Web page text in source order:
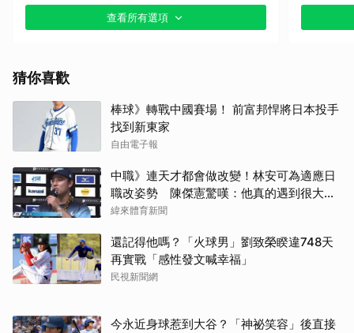
查看所有選項
猜你喜歡
棒球》轉戰中國賽場！ 前富邦悍將日本投手
找到新東家
自由電子報
中職》連天才都會做改變！林安可為適應日
職改姿勢 陳傑憲驚嘆：他真的遇到很大挫
折
緯來體育新聞
還記得他嗎？「火球男」劉致榮睽違748天
再實戰「感性發文喊幸福」
民視新聞網
今永近身球惹到大谷？「神祕笑容」後直接